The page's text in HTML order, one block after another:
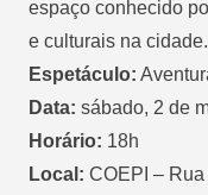
espaço conhecido
e culturais na cidade.
Espetáculo:
Data: sábado, 2 de
Horário: 18h
Local: COEPI –